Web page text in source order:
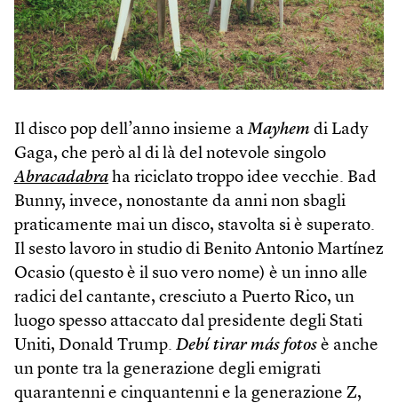
Il disco pop dell’anno insieme aMayhem di Lady
Gaga, che però al di là del notevole singolo
Abracadabra ha riciclato troppo idee vecchie. Bad
Bunny, invece, nonostante da anni non sbagli
praticamente mai un disco, stavolta si è superato.
Il sesto lavoro in studio di Benito Antonio Martínez
Ocasio (questo è il suo vero nome) è un inno alle
radici del cantante, cresciuto a Puerto Rico, un
luogo spesso attaccato dal presidente degli Stati
Uniti, Donald Trump. Debí tirar más fotos è anche
un ponte tra la generazione degli emigrati
quarantenni e cinquantenni e la generazione Z,